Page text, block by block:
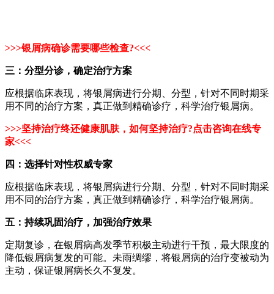
>>>银屑病确诊需要哪些检查?<<<
三：分型分诊，确定治疗方案
应根据临床表现，将银屑病进行分期、分型，针对不同时期采
用不同的治疗方案，真正做到精确诊疗，科学治疗银屑病。
>>>坚持治疗终还健康肌肤，如何坚持治疗?点击咨询在线专
家<<<
四：选择针对性权威专家
应根据临床表现，将银屑病进行分期、分型，针对不同时期采
用不同的治疗方案，真正做到精确诊疗，科学治疗银屑病。
五：持续巩固治疗，加强治疗效果
定期复诊，在银屑病高发季节积极主动进行干预，最大限度的
降低银屑病复发的可能。未雨绸缪，将银屑病的治疗变被动为
主动，保证银屑病长久不复发。